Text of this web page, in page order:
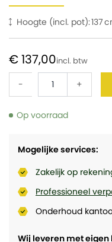
Hoogte (incl. pot):137
Mogelijke services:
Zakelijk op
Professioneel
Onderhoud
Wij leveren met eigen
voor onderhoud. Ideaal
€ 137,00
- +
Op voorraad